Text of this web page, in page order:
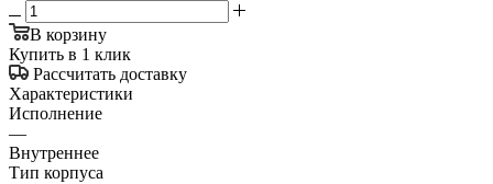
В корзину
Купить в 1 клик
Рассчитать доставку
Характеристики
Исполнение
—
Внутреннее
Тип корпуса